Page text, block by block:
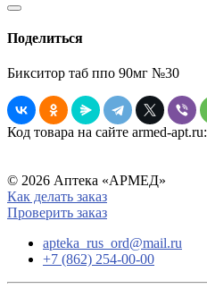
Поделиться
Бикситор таб ппо 90мг №30
Код товара на сайте armed-apt.ru:
© 2026 Аптека «АРМЕД»
Как делать заказ
Проверить заказ
apteka_rus_ord@mail.ru
+7 (862) 254-00-00